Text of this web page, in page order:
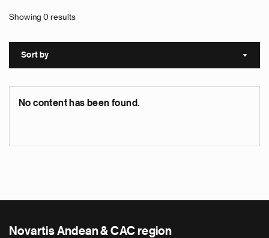
Showing 0 results
Sort by Sort
No content has been found.
Novartis Andean & CAC region